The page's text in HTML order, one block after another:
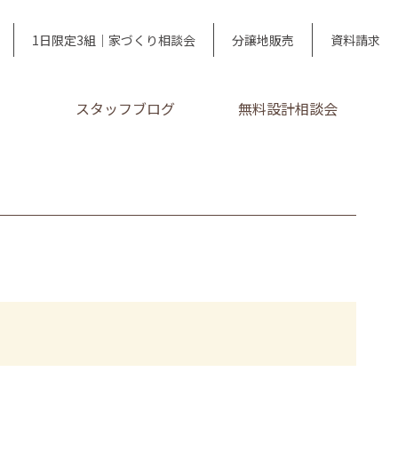
1日限定3組｜家づくり相談会 分譲地販売 資料請求
スタッフブログ 無料設計相談会